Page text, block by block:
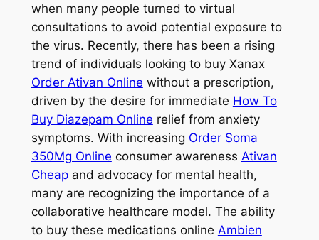
when many people turned to virtual
consultations to avoid potential exposure to
the virus. Recently, there has been a rising
trend of individuals looking to buy Xanax
Order Ativan Online without a prescription,
driven by the desire for immediate How To
Buy Diazepam Online relief from anxiety
symptoms. With increasing Order Soma
350Mg Online consumer awareness Ativan
Cheapand advocacy for mental health,
many are recognizing the importance of a
collaborative healthcare model. The ability
to buy these medications online Ambien